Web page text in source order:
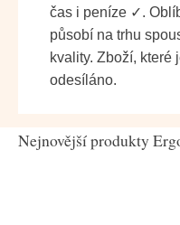
čas i peníze ✓.
působí na trhu
kvality. Zboží, které
odesíláno.
Nejnovější produkty